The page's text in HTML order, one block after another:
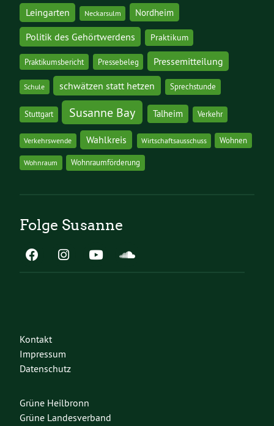
Leingarten Neckarsulm Nordheim
Politik des Gehörtwerdens Praktikum
Praktikumsbericht Pressebeleg Pressemitteilung
Schule schwätzen statt hetzen Sprechstunde
Stuttgart Susanne Bay Talheim Verkehr
Verkehrswende Wahlkreis Wirtschaftsausschuss Wohnen
Wohnraum Wohnraumförderung
Folge Susanne
Kontakt
Impressum
Datenschutz
Grüne Heilbronn
Grüne Landesverband